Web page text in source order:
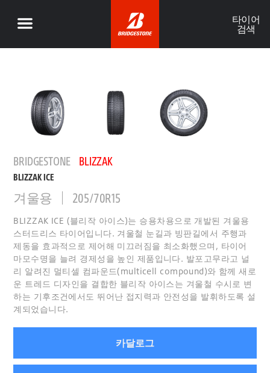
타이어
검색
BRIDGESTONE BLIZZAK
BLIZZAK ICE
겨울용 205/70R15
BLIZZAK ICE (블리작 아이스)는 승용차용으로 개발된 겨울용
스터드리스 타이어입니다. 겨울철 눈길과 빙판길에서 주행과
제동을 효과적으로 제어해 미끄러짐을 최소화했으며, 타이어
마모수명을 늘려 경제성을 높인 제품입니다. 발포고무라고 널
리 알려진 멀티셀 컴파운드(multicell compound)와 함께 새로
운 트레드 디자인을 결합한 블리작 아이스는 겨울철 수시로 변
하는 기후조건에서도 뛰어난 접지력과 안전성을 발휘하도록 설
계되었습니다.
카달로그